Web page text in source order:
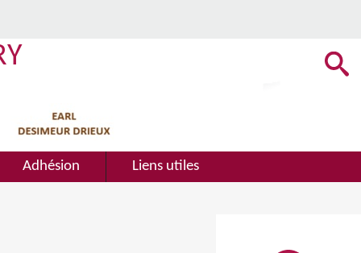
Adhésion Liens utiles